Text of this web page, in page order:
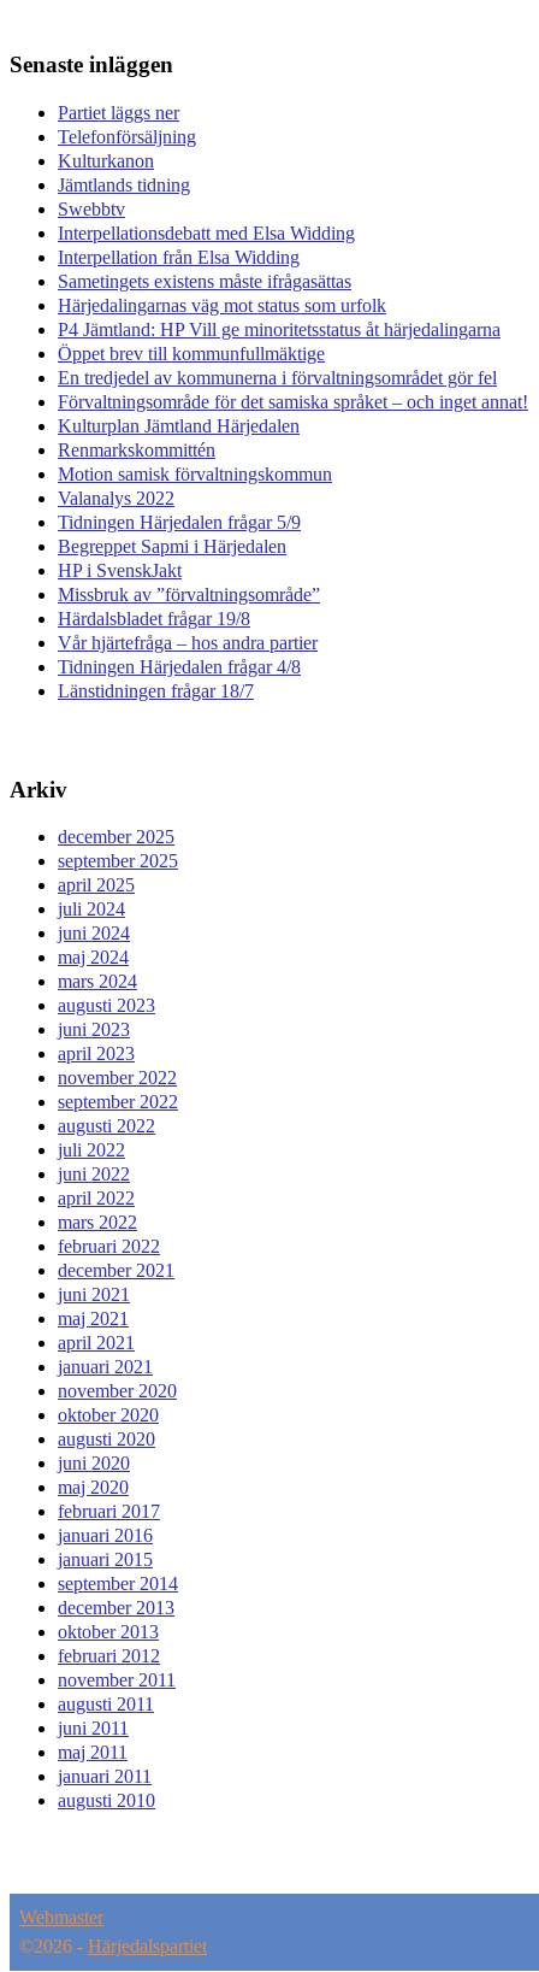
Senaste inläggen
Partiet läggs ner
Telefonförsäljning
Kulturkanon
Jämtlands tidning
Swebbtv
Interpellationsdebatt med Elsa Widding
Interpellation från Elsa Widding
Sametingets existens måste ifrågasättas
Härjedalingarnas väg mot status som urfolk
P4 Jämtland: HP Vill ge minoritetsstatus åt härjedalingarna
Öppet brev till kommunfullmäktige
En tredjedel av kommunerna i förvaltningsområdet gör fel
Förvaltningsområde för det samiska språket – och inget annat!
Kulturplan Jämtland Härjedalen
Renmarkskommittén
Motion samisk förvaltningskommun
Valanalys 2022
Tidningen Härjedalen frågar 5/9
Begreppet Sapmi i Härjedalen
HP i SvenskJakt
Missbruk av ”förvaltningsområde”
Härdalsbladet frågar 19/8
Vår hjärtefråga – hos andra partier
Tidningen Härjedalen frågar 4/8
Länstidningen frågar 18/7
Arkiv
december 2025
september 2025
april 2025
juli 2024
juni 2024
maj 2024
mars 2024
augusti 2023
juni 2023
april 2023
november 2022
september 2022
augusti 2022
juli 2022
juni 2022
april 2022
mars 2022
februari 2022
december 2021
juni 2021
maj 2021
april 2021
januari 2021
november 2020
oktober 2020
augusti 2020
juni 2020
maj 2020
februari 2017
januari 2016
januari 2015
september 2014
december 2013
oktober 2013
februari 2012
november 2011
augusti 2011
juni 2011
maj 2011
januari 2011
augusti 2010
Webmaster
©2026 - Härjedalspartiet